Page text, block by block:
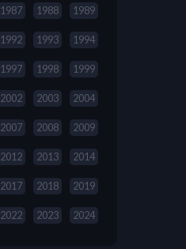
1987 1988 1989
1992 1993 1994
1997 1998 1999
2002 2003 2004
2007 2008 2009
2012 2013 2014
2017 2018 2019
2022 2023 2024